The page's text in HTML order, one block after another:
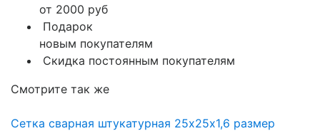
от 2000 руб
Подарок
новым покупателям
Скидка постоянным покупателям
Смотрите так же
Сетка сварная штукатурная 25х25х1,6 размер